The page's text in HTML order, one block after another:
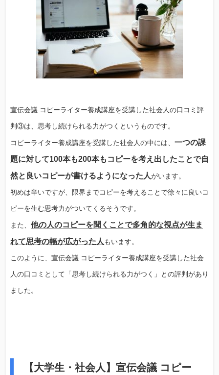
宣伝会議 コピーライター養成講座を受講した社会人の口コミ評
判③は、思考し続けられる力がつくというものです。
コピーライター養成講座を受講した社会人の中には、 一つの課
題に対して100本も200本もコピーを考え出したことで自
然と良いコピーが書けるようになった人がいます。
初めは辛いですが、限界までコピーを考えることで徐々に良いコ
ピーを生む思考力がついてくるそうです。
また、 他の人のコピーを聞くことで多角的な視点が生ま
れて思考の幅が広がった人 もいます。
このように、宣伝会議 コピーライター養成講座を受講した社会
人の口コミとして「思考し続けられる力がつく」との評判があり
ました。
【大学生・社会人】宣伝会議 コピー